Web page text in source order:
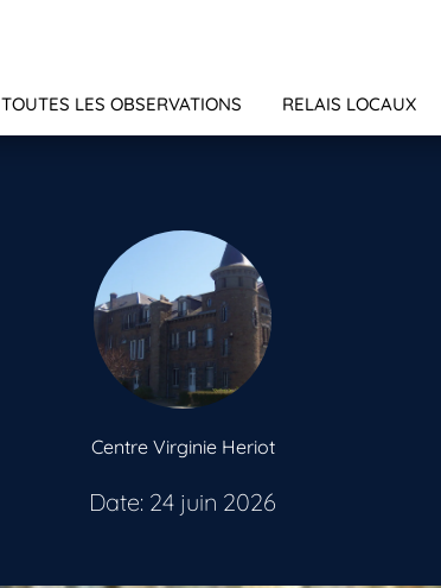
TOUTES LES OBSERVATIONS RELAIS LOCAUX
Centre Virginie Heriot
Date: 24 juin 2026